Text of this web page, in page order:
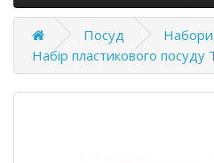
Посуд
Набір пластикового посуду